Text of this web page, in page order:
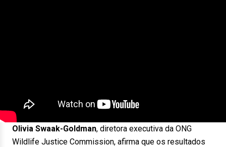
Olivia Swaak-Goldman, diretora executiva da ONG
Wildlife Justice Commission, afirma que os resultados